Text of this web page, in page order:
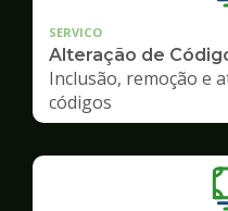
SERVICO
Alteração de
Inclusão, remoção e
códigos